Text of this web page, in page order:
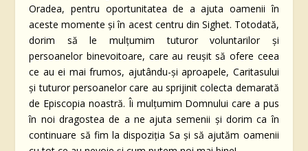
Oradea, pentru oportunitatea de a ajuta oamenii în
aceste momente și în acest centru din Sighet. Totodată,
dorim să le mulțumim tuturor voluntarilor și
persoanelor binevoitoare, care au reușit să ofere ceea
ce au ei mai frumos, ajutându-și aproapele, Caritasului
și tuturor persoanelor care au sprijinit colecta demarată
de Episcopia noastră. Îi mulțumim Domnului care a pus
în noi dragostea de a ne ajuta semenii și dorim ca în
continuare să fim la dispoziția Sa și să ajutăm oamenii